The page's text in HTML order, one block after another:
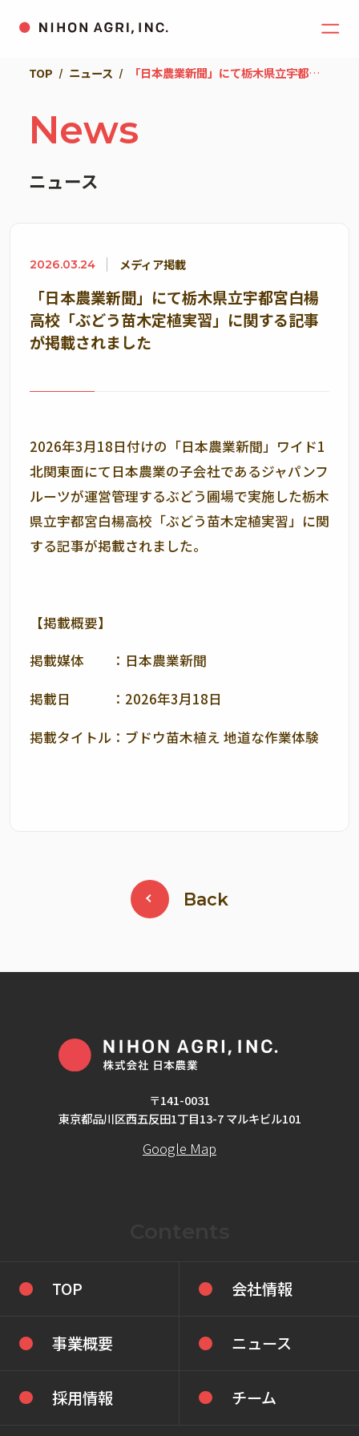
TOP ニュース 「日本農業新聞」にて栃木県立宇都宮白楊高校「ぶどう苗木定植実習」に関する記事が掲載されました
News
ニュース
2026.03.24 メディア掲載
「日本農業新聞」にて栃木県立宇都宮白楊
高校「ぶどう苗木定植実習」に関する記事
が掲載されました
2026年3月18日付けの「日本農業新聞」ワイド1
北関東面にて日本農業の子会社であるジャパンフ
ルーツが運営管理するぶどう圃場で実施した栃木
県立宇都宮白楊高校「ぶどう苗木定植実習」に関
する記事が掲載されました。
【掲載概要】
掲載媒体 ：日本農業新聞
掲載日 ：2026年3月18日
掲載タイトル：ブドウ苗木植え 地道な作業体験
Back
〒141-0031
東京都品川区西五反田1丁目13-7 マルキビル101
Google Map
TOP 会社情報
事業概要 ニュース
採用情報 チーム